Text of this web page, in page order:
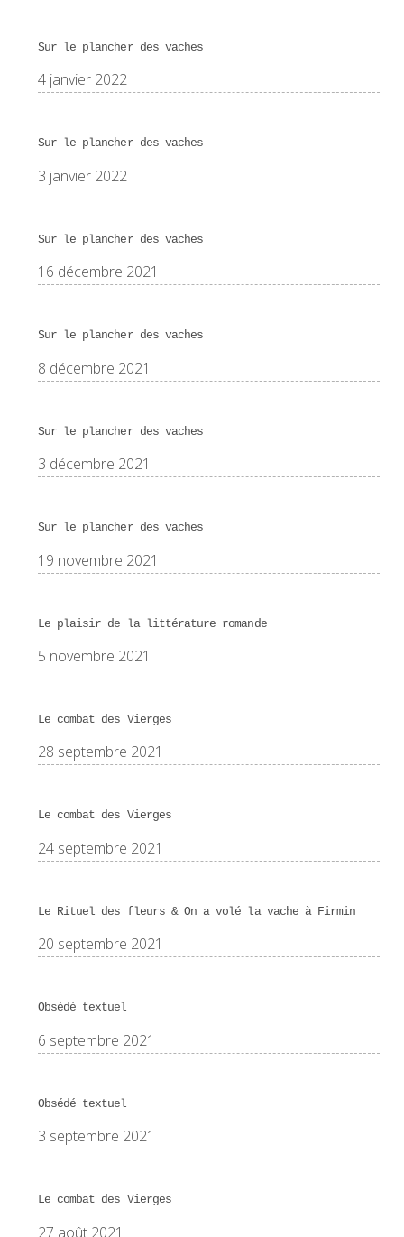
Sur le plancher des vaches
4 janvier 2022
Sur le plancher des vaches
3 janvier 2022
Sur le plancher des vaches
16 décembre 2021
Sur le plancher des vaches
8 décembre 2021
Sur le plancher des vaches
3 décembre 2021
Sur le plancher des vaches
19 novembre 2021
Le plaisir de la littérature romande
5 novembre 2021
Le combat des Vierges
28 septembre 2021
Le combat des Vierges
24 septembre 2021
Le Rituel des fleurs & On a volé la vache à Firmin
20 septembre 2021
Obsédé textuel
6 septembre 2021
Obsédé textuel
3 septembre 2021
Le combat des Vierges
27 août 2021